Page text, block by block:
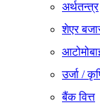
अर्थतन्त्र
शेएर
उर्जा /
बैंक वित्त